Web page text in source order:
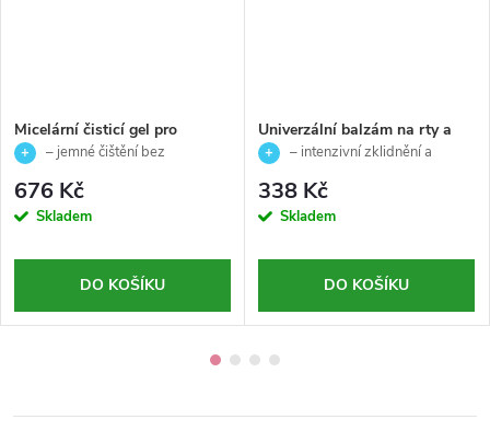
Micelární čisticí gel pro
citlivou pleť - Sensitive 365 -
– jemné čištění bez
676 Kč
Skladem
DO KOŠÍKU
Univerzální balzám na rty a
suchá místa - Sensitive 365 -
– intenzivní zklidnění a
338 Kč
Skladem
DO KOŠÍKU